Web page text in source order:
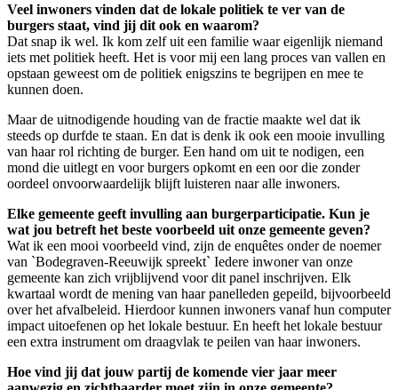
Veel inwoners vinden dat de lokale politiek te ver van de
burgers staat, vind jij dit ook en waarom?
Dat snap ik wel. Ik kom zelf uit een familie waar eigenlijk niemand
iets met politiek heeft. Het is voor mij een lang proces van vallen en
opstaan geweest om de politiek enigszins te begrijpen en mee te
kunnen doen.
Maar de uitnodigende houding van de fractie maakte wel dat ik
steeds op durfde te staan. En dat is denk ik ook een mooie invulling
van haar rol richting de burger. Een hand om uit te nodigen, een
mond die uitlegt en voor burgers opkomt en een oor die zonder
oordeel onvoorwaardelijk blijft luisteren naar alle inwoners.
Elke gemeente geeft invulling aan burgerparticipatie. Kun je
wat jou betreft het beste voorbeeld uit onze gemeente geven?
Wat ik een mooi voorbeeld vind, zijn de enquêtes onder de noemer
van `Bodegraven-Reeuwijk spreekt` Iedere inwoner van onze
gemeente kan zich vrijblijvend voor dit panel inschrijven. Elk
kwartaal wordt de mening van haar panelleden gepeild, bijvoorbeeld
over het afvalbeleid. Hierdoor kunnen inwoners vanaf hun computer
impact uitoefenen op het lokale bestuur. En heeft het lokale bestuur
een extra instrument om draagvlak te peilen van haar inwoners.
Hoe vind jij dat jouw partij de komende vier jaar meer